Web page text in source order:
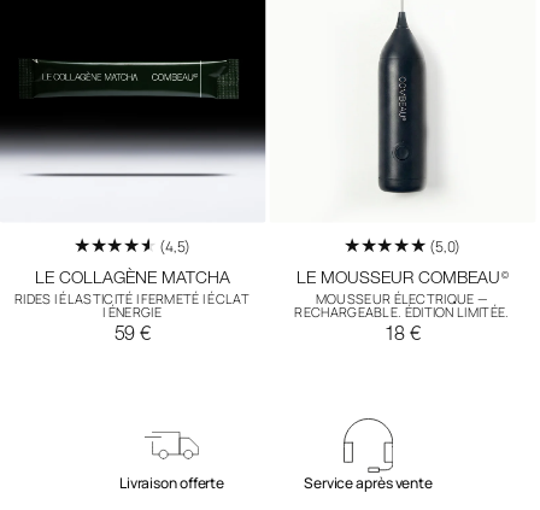
N
:
(4,5)
LE COLLAGÈNE MATCHA
RIDES I ÉLASTICITÉ I FERMETÉ I ÉCLAT
I ÉNERGIE
Regular
59 €
(5,0)
LE MOUSSEUR COMBEAU ©
MOUSSEUR ÉLECTRIQUE —
RECHARGEABLE. ÉDITION LIMITÉE.
Regular
18 €
Livraison offerte Service après vente